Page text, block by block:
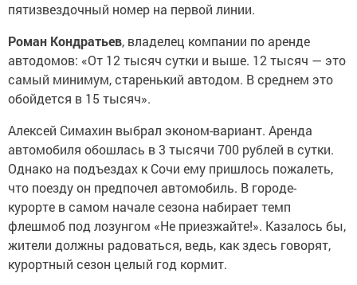
пятизвездочный номер на первой линии.
Роман Кондратьев, владелец компании по аренде
автодомов: «От 12 тысяч сутки и выше. 12 тысяч — это
самый минимум, старенький автодом. В среднем это
обойдется в 15 тысяч».
Алексей Симахин выбрал эконом-вариант. Аренда
автомобиля обошлась в 3 тысячи 700 рублей в сутки.
Однако на подъездах к Сочи ему пришлось пожалеть,
что поезду он предпочел автомобиль. В городе-
курорте в самом начале сезона набирает темп
флешмоб под лозунгом «Не приезжайте!». Казалось бы,
жители должны радоваться, ведь, как здесь говорят,
курортный сезон целый год кормит.